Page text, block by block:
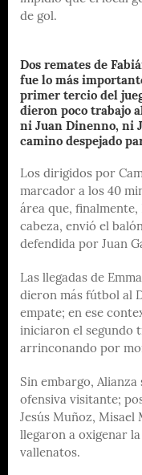
de gol.
Dos remates de
fue lo más
primer tercio del
dieron poco trabajo
ni Juan Dinenno, ni
camino despejado
Los dirigidos por
marcador a los 40
área que, finalmente,
cabeza, envió el
defendida por Juan
Las llegadas de
dieron más fútbol al
empate; en ese
iniciaron el segundo
arrinconando por
Sin embargo,
ofensiva visitante;
Jesús Muñoz, Misael
llegaron a oxigenar
vallenatos.